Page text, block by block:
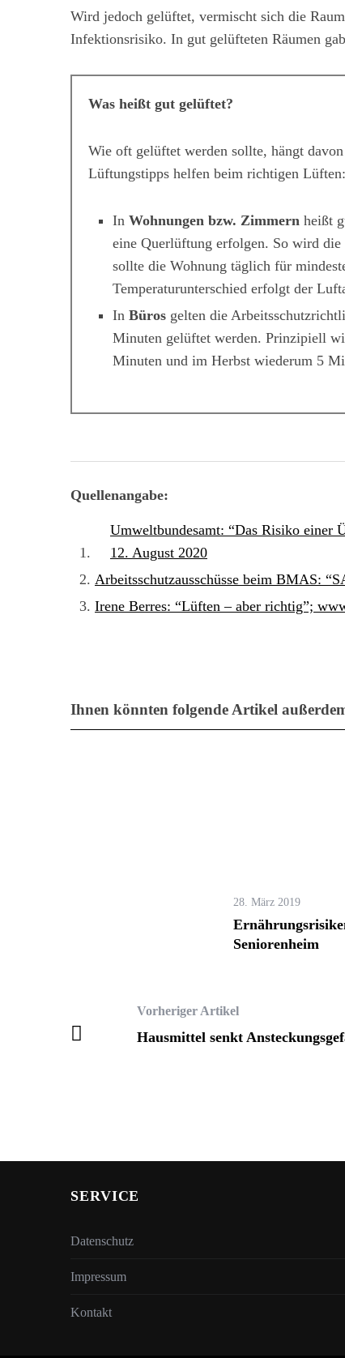
Wird jedoch gelüftet, vermischt sich die
Infektionsrisiko. In gut gelüfteten Räumen
Was heißt gut gelüftet?
Wie oft gelüftet werden sollte, hängt
Lüftungstipps helfen beim richtigen Lüften:
In Wohnungen bzw. Zimmern heißt
eine Querlüftung erfolgen. So wird
sollte die Wohnung täglich für
Temperaturunterschied erfolgt der
In Büros gelten die
Minuten gelüftet werden. Prinzipiell
Minuten und im Herbst wiederum 5
Quellenangabe:
Umweltbundesamt: “Das Risiko einer
12. August 2020
Arbeitsschutzausschüsse beim BMAS:
Irene Berres: “Lüften – aber richtig”;
Ihnen könnten folgende Artikel
28. März 2019
Seniorenheim
Vorheriger Artikel
Hausmittel senkt
SERVICE
Datenschutz
Impressum
Kontakt